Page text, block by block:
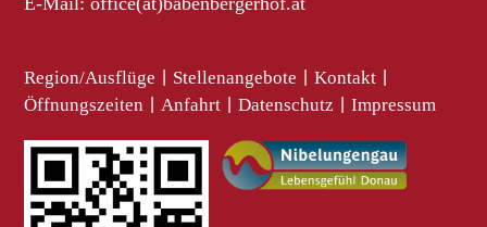
Region/Ausflüge Stellenangebote Kontakt
Öffnungszeiten Anfahrt Datenschutz Impressum